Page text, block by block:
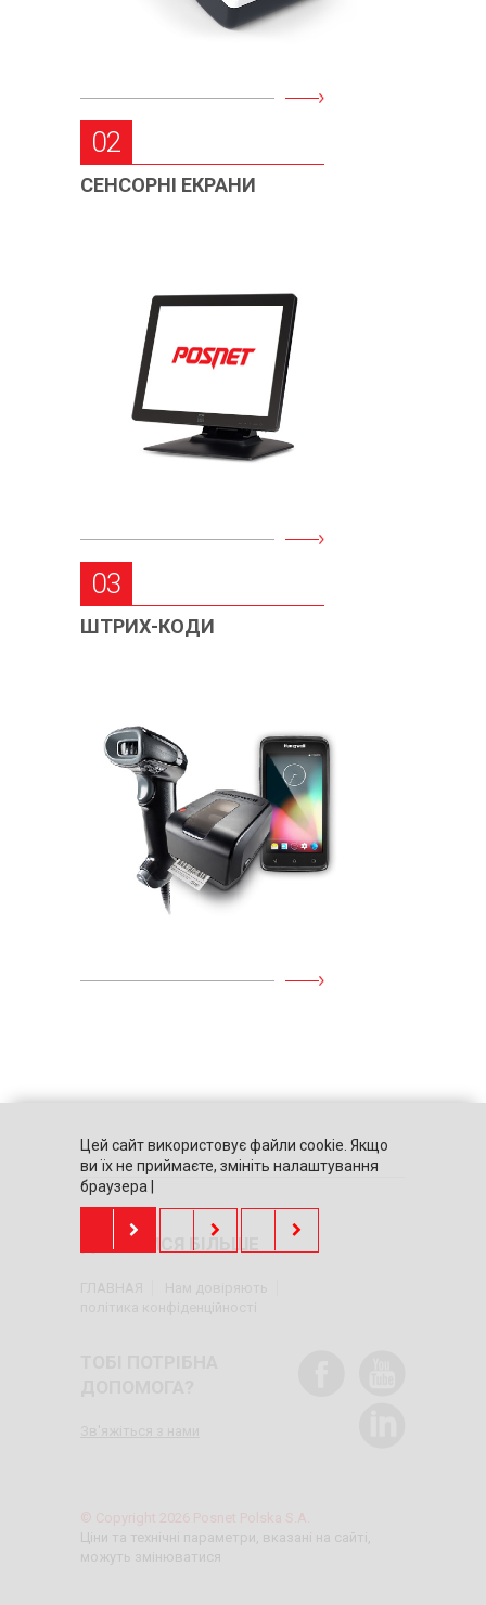
02
СЕНСОРНІ ЕКРАНИ
03
ШТРИХ-КОДИ
ДІЗНАТИСЯ БІЛЬШЕ
Ціни та технічні параметри, вказані на сайті,
можуть змінюватися
Цей сайт використовує файли cookie. Якщо
ви їх не приймаєте, змініть налаштування
браузера |